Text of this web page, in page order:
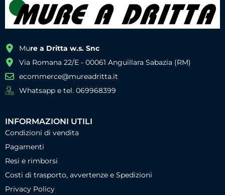
Mure a Dritta w.s. Snc
Via Romana 22/E - 00061 Anguillara Sabazia (RM)
ecommerce@mureadritta.it
Whatsapp e tel. 069968399
INFORMAZIONI UTILI
Condizioni di vendita
Pagamenti
Resi e rimborsi
Costi di trasporto, avvertenze e Spedizioni
Privacy Policy